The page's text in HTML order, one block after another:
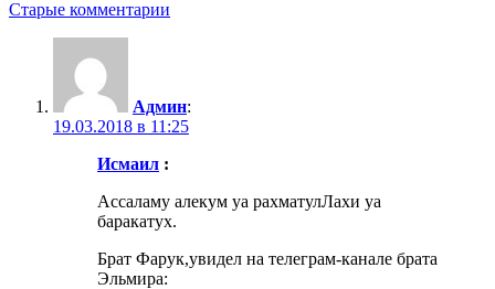
Навигация
комментариям
Старые комментарии
Админ:
19.03.2018 в 11:25
Исмаил :
Ассаламу алекум уа рахматулЛахи уа
баракатух.
Брат Фарук,увидел на телеграм-канале брата
Эльмира: